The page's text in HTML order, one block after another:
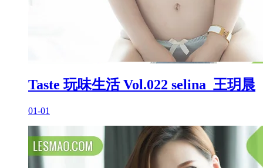
Taste 玩味生活 Vol.022 selina_王玥晨
01-01